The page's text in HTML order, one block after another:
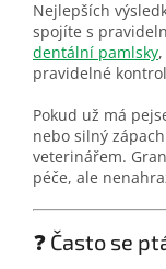
Nejlepších
spojíte s
dentální pamlsky,
pravidelné
Pokud už má
nebo silný
veterinářem.
péče, ale
❓ Často se